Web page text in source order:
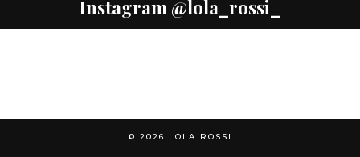
Instagram @lola_rossi_
© 2026 LOLA ROSSI